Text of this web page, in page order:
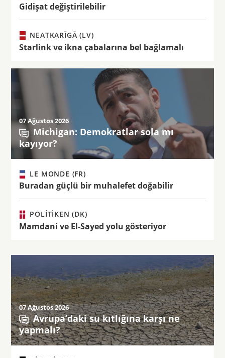
Gidişat değiştirilebilir
NEATKARĪGĀ (LV)
Starlink ve ikna çabalarına bel bağlamalı
07 Ağustos 2026
Michigan: Demokratlar sola mı
kayıyor?
LE MONDE (FR)
Buradan güçlü bir muhalefet doğabilir
POLITIKEN (DK)
Mamdani ve El-Sayed yolu gösteriyor
07 Ağustos 2026
Avrupa’daki su kıtlığına karşı ne
yapmalı?